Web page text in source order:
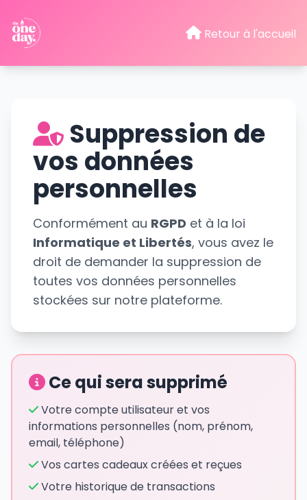
Retour à l'accueil
Suppression de
vos données
personnelles
Conformément au RGPD et à la loi
Informatique et Libertés, vous avez le
droit de demander la suppression de
toutes vos données personnelles
stockées sur notre plateforme.
Ce qui sera supprimé
Votre compte utilisateur et vos
informations personnelles (nom, prénom,
email, téléphone)
Vos cartes cadeaux créées et reçues
Votre historique de transactions